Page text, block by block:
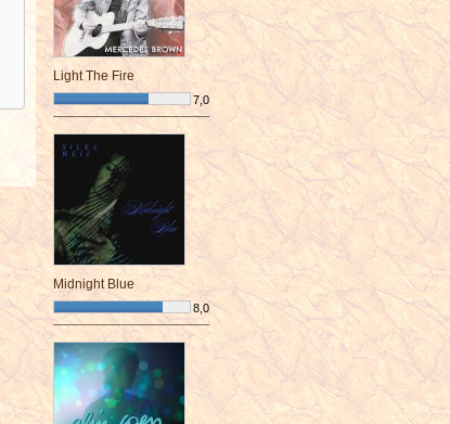
Light The Fire
7,0
¯¯¯¯¯¯¯¯¯¯¯¯¯¯¯¯¯¯¯¯¯¯¯¯
Midnight Blue
8,0
¯¯¯¯¯¯¯¯¯¯¯¯¯¯¯¯¯¯¯¯¯¯¯¯